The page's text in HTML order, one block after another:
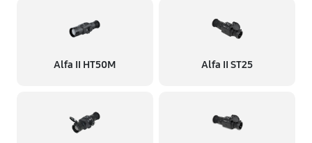
Alfa II HT50M Alfa II ST25